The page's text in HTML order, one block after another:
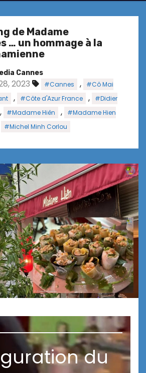
de Madame
… un hommage à la
Cannes
2023 #Cannes ,
#Cô Mai
, #Côte d'Azur France ,
#Didier
, #Madame Hiên ,
#Madame Hien
#Michel Minh Corlou
du